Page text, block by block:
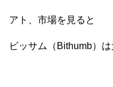
アト、市場を見ると
ビッサム（Bithumb）は